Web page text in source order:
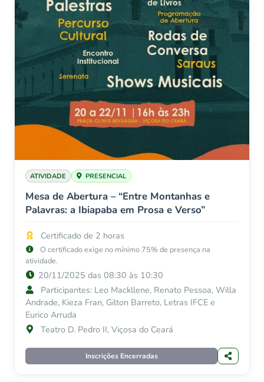
ATIVIDADE PRESENCIAL
Mesa de Abertura – “Entre Montanhas e
Palavras: a Ibiapaba em Prosa e Verso”
Certificado de 2 horas
O certificado exige no mínimo 75% de presença na
atividade.
20/11/2025 das 08:30 às 10:30
Participantes: Leo Mackllene, Renato Pessoa, Willa
Andrade, Kieza Fran, Gilton Barreto, Letras IFCE e
Eurico Arruda
Teatro D. Pedro II, Viçosa do Ceará
Inscrições Encerradas